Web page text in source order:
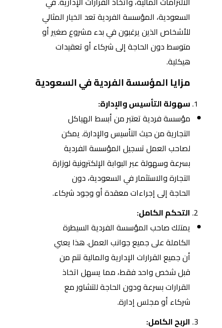
السعودية، المؤسسة الفردية تعد الخيار المثالي
للأشخاص الذين يرغبون في بدء مشروع صغير أو
متوسط دون الحاجة إلى شركاء أو تعقيدات
هيكلية.
مزايا المؤسسة الفردية في السعودية
سهولة التأسيس والإدارة:
مؤسسة فردية تعتبر من أبسط الهياكل
التجارية من حيث التأسيس والإدارة. يمكن
لصاحب العمل تسجيل المؤسسة الفردية
بسرعة وسهولة عبر البوابة الإلكترونية لوزارة
التجارة والاستثمار في السعودية، دون
الحاجة إلى إجراءات معقدة أو وجود شركاء.
التحكم الكامل:
يمتلك صاحب المؤسسة الفردية السيطرة
الكاملة على جميع جوانب العمل. هذا يعني
أن جميع القرارات الإدارية والمالية تتم من
قبل شخص واحد فقط، مما يسهل اتخاذ
القرارات بسرعة ودون الحاجة للتشاور مع
شركاء أو مجلس إدارة.
الربح الكامل: